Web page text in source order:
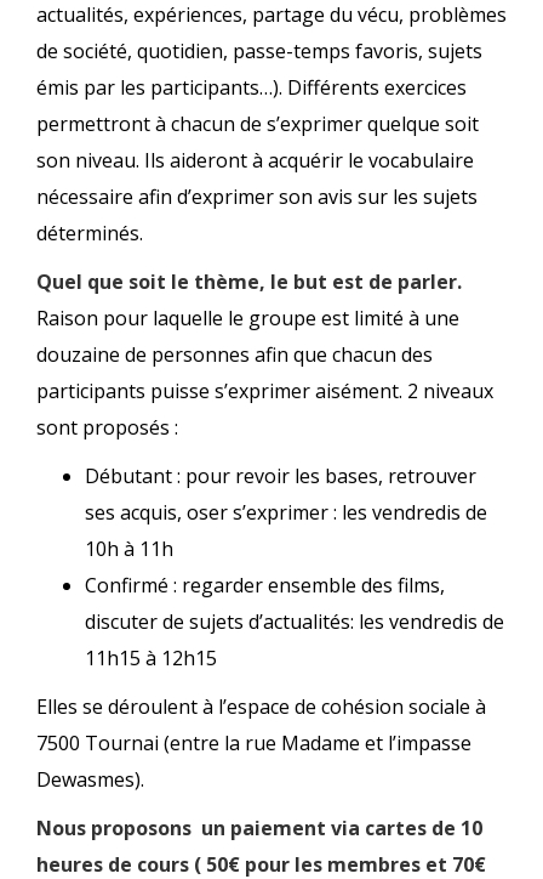
actualités, expériences, partage du vécu, problèmes
de société, quotidien, passe-temps favoris, sujets
émis par les participants…). Différents exercices
permettront à chacun de s’exprimer quelque soit
son niveau. Ils aideront à acquérir le vocabulaire
nécessaire afin d’exprimer son avis sur les sujets
déterminés.
Quel que soit le thème, le but est de parler.
Raison pour laquelle le groupe est limité à une
douzaine de personnes afin que chacun des
participants puisse s’exprimer aisément. 2 niveaux
sont proposés :
Débutant : pour revoir les bases, retrouver
ses acquis, oser s’exprimer : les vendredis de
10h à 11h
Confirmé : regarder ensemble des films,
discuter de sujets d’actualités: les vendredis de
11h15 à 12h15
Elles se déroulent à l’espace de cohésion sociale à
7500 Tournai (entre la rue Madame et l’impasse
Dewasmes).
Nous proposons un paiement via cartes de 10
heures de cours ( 50€ pour les membres et 70€